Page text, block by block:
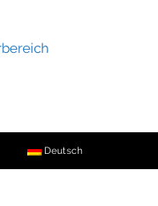
Deutsch